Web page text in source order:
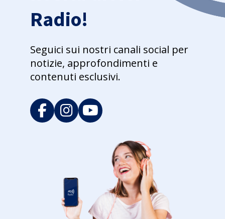
Radio!
Seguici sui nostri canali social per
notizie, approfondimenti e
contenuti esclusivi.